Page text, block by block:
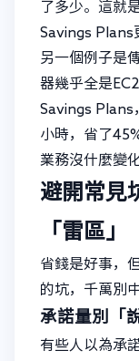
了多少。這就
Savings Plans
另一個例子是
器幾乎全是
Savings Plans
小時，省了
業務沒什麼變
避開常見
「雷區」
省錢是好事，
的坑，千萬別中
承諾量別「
有些人以為承